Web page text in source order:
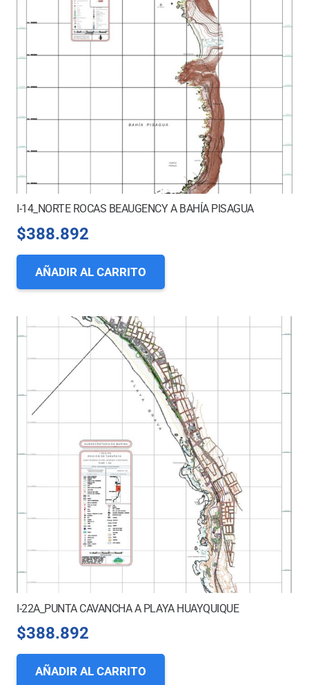
I-14_NORTE ROCAS BEAUGENCY A BAHÍA PISAGUA
$388.892
AÑADIR AL CARRITO
I-22A_PUNTA CAVANCHA A PLAYA HUAYQUIQUE
$388.892
AÑADIR AL CARRITO